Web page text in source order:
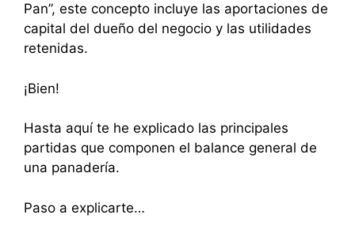
Pan”, este concepto incluye las aportaciones de
capital del dueño del negocio y las utilidades
retenidas.
¡Bien!
Hasta aquí te he explicado las principales
partidas que componen el balance general de
una panadería.
Paso a explicarte…